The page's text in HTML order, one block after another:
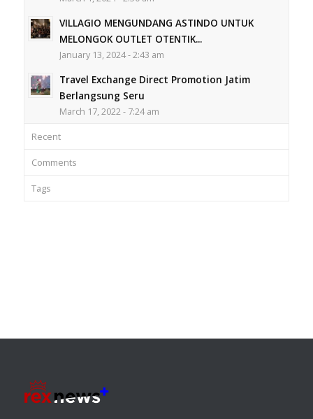
VILLAGIO MENGUNDANG ASTINDO UNTUK
MELONGOK OUTLET OTENTIK...
January 13, 2024 - 2:43 am
Travel Exchange Direct Promotion Jatim
Berlangsung Seru
March 17, 2022 - 7:24 am
Recent
Comments
Tags